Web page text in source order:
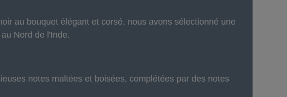
au bouquet élégant et corsé, nous avons sélectionné une
Nord de l'Inde.
notes maltées et boisées, complétées par des notes